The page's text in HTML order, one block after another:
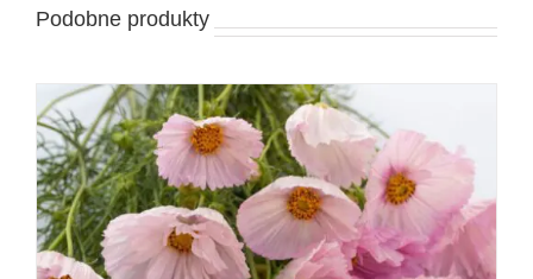
Podobne produkty